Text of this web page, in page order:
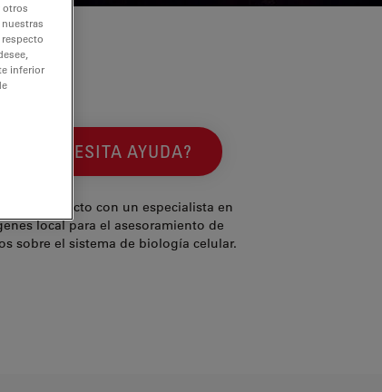
¿NECESITA AYUDA?
en contacto con un especialista en
local para el asesoramiento de
sobre el sistema de biología celular.
otros
inferior